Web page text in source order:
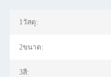
1วัสดุ:
2ขนาด:
3สี: